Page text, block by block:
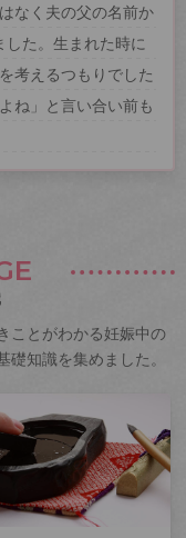
なく夫の父の名前か
した。生まれた時に
考えるつもりでした
ね」と言い合い前も
ことがわかる妊娠中の
知識を集めました。